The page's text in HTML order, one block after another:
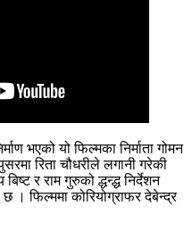
भएको यो फिल्मका निर्माता गोमन
रिता चौधरीले लगानी गरेकी
र राम गुरुको द्धन्द्ध निर्देशन
। फिल्ममा कोरियोग्राफर देबेन्द्र